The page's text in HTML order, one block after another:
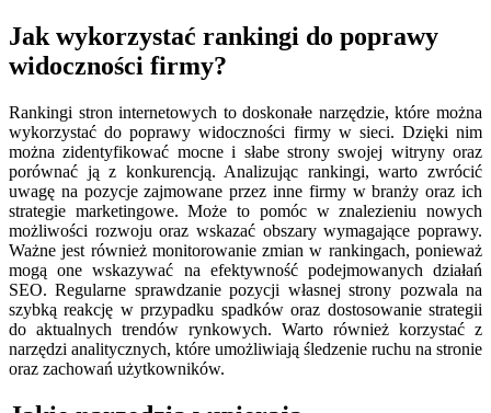
Jak wykorzystać rankingi do poprawy
widoczności firmy?
Rankingi stron internetowych to doskonałe narzędzie, które można
wykorzystać do poprawy widoczności firmy w sieci. Dzięki nim
można zidentyfikować mocne i słabe strony swojej witryny oraz
porównać ją z konkurencją. Analizując rankingi, warto zwrócić
uwagę na pozycje zajmowane przez inne firmy w branży oraz ich
strategie marketingowe. Może to pomóc w znalezieniu nowych
możliwości rozwoju oraz wskazać obszary wymagające poprawy.
Ważne jest również monitorowanie zmian w rankingach, ponieważ
mogą one wskazywać na efektywność podejmowanych działań
SEO. Regularne sprawdzanie pozycji własnej strony pozwala na
szybką reakcję w przypadku spadków oraz dostosowanie strategii
do aktualnych trendów rynkowych. Warto również korzystać z
narzędzi analitycznych, które umożliwiają śledzenie ruchu na stronie
oraz zachowań użytkowników.